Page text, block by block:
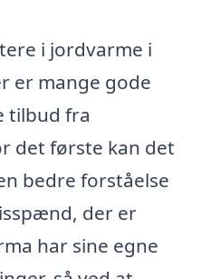
i jordvarme i
er mange gode
tilbud fra
det første kan det
bedre forståelse
der er
har sine egne